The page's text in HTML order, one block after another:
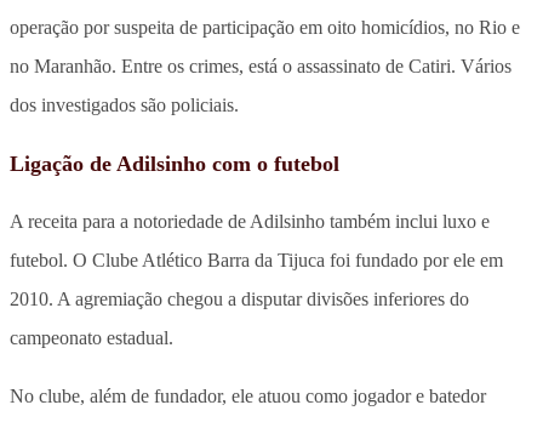
operação por suspeita de participação em oito homicídios, no Rio e
no Maranhão. Entre os crimes, está o assassinato de Catiri. Vários
dos investigados são policiais.
Ligação de Adilsinho com o futebol
A receita para a notoriedade de Adilsinho também inclui luxo e
futebol. O Clube Atlético Barra da Tijuca foi fundado por ele em
2010. A agremiação chegou a disputar divisões inferiores do
campeonato estadual.
No clube, além de fundador, ele atuou como jogador e batedor